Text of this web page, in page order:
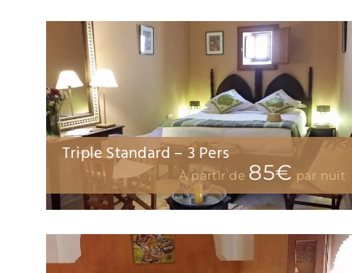
Triple Standard – 3 Pers
À partir de85€ par nuit